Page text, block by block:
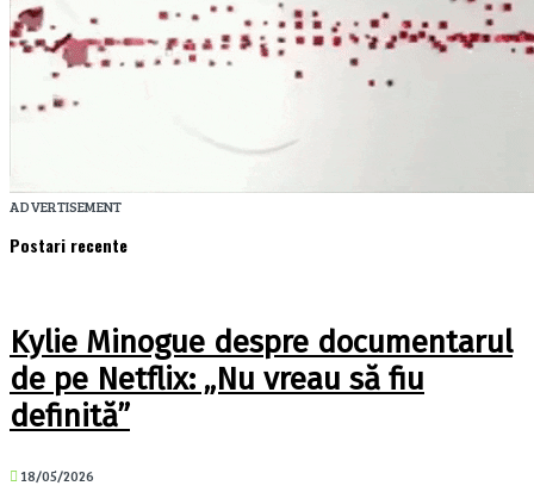
ADVERTISEMENT
Postari recente
Kylie Minogue despre documentarul
de pe Netflix: „Nu vreau să fiu
definită”
18/05/2026